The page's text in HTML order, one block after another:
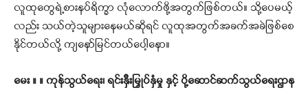
လူထုတွေရဲ့စားနပ်ရိက္ခာ လုံလောက်ဖို့အတွက်ဖြစ်တယ်။ သို့ပေမယ့်
လည်း သယ်တဲ့သူများနေမယ်ဆိုရင် လူထုအတွက်အခက်အခဲဖြစ်စေ
နိုင်တယ်လို့ ကျနော်မြင်တယ်ပေါ့နော။
မေး ။ ။ ကုန်သွယ်ရေး၊ ရင်းနှီးမြှုပ်နှံမှု နှင့် ပို့ဆောင်ဆက်သွယ်ရေးဌာန